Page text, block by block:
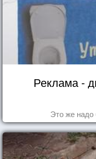
Реклама -
Это же надо